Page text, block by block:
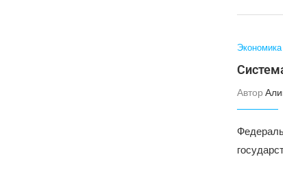
Экономика
Автор